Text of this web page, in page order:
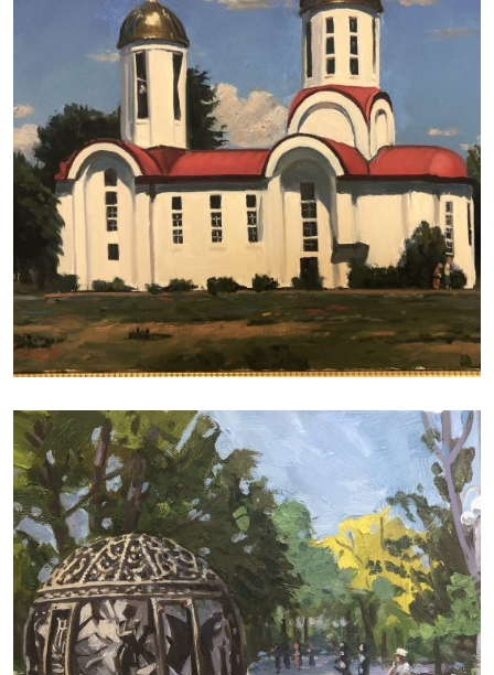
РАФАЭЛЬ ЛУКЬЯНОВ